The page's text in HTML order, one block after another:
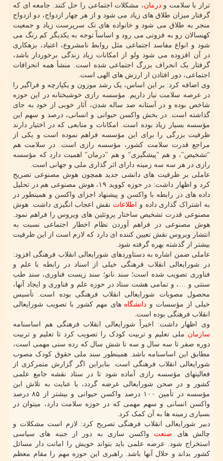
تراز با سلامت ودرمان، مشکلات اجتماعی را حل کنند. جامعه ای که
گرفتار میزان طلاق های زیاد می شود و از هر چهار ازدواج، دو ازدواج
منجر به طلاق می شود و خانواده های تک سرپرست زیاد و جمعیت
کهنسالان رو به فزونی می رود و اساساً توجه به یکدیگر کم رنگ می
شود و انواع مفاسد اجتماعی مثل روابط نامشروع، اعتیاد، بزهکاری
در آن افزوده می شود ولو از امکانات زیاد زندگی برخوردار باشد،
گرفتار یک انحراف بزرگ اجتماعی شده است. منشأ همه انحرافات
اجتماعی، دور افتادن از ارزش های الهی است.
وی اضافه کرد: بر این اساس، یک رشد موزون و یکپارچه و فراگیر را
در عرصه سلامت نیاز داریم. مؤسسه رازی خوشبختانه در این حوزه
شاخص بوده و در آستانه صد ساله شدن، آثار خوبی از خود به جای
گذاشته است. در بخش واکسن حیوانی و انسانی، درصد و سهم این
مؤسسه بسیار زیاد بوده است. امکانات و منابعی که در اختیار دارند
ظرفیت بزرگی را برای این مؤسسه فراهم نموده است و یکی از
مراجع قدرت سلامت کشور، مؤسسه رازی است. در سلامت هم
"تشخیص"، و هم "پیشگیری" و هم "درمان" اهمیت دارد که مؤسسه
رازی در هر سه سه زمینه دارای اثر گذاری ملی و جهانی است.
عاملی بر ظرفیت های دانشی جدید همچون هوش مصنوعی تصریح
کرد و اظهار داشت: در حوزه کووید ۱۹، هوش مصنوعی هم در تحلیل
داده های در رابطه با واکسن و پیشنهاد اجزای واکسن و همینطور در
به اشتراک گذاری داده و
اطلاعات نقش اعجاب انگیزی داشت. هوش
مصنوعی قدرت تشخیص ساختار پروتئین های ویروس را فراهم نمود.
هوش مصنوعی در فراهم آوردن نظام اخطار اجتماعی نسبت به
انتشار ویروس نقش تعیین کننده ای دارد که لازم است از این ظرفیت
بیشتر از گذشته بهره گرفته شود.
عاملی ضمن اشاره به دستاوردهای شورایعالی انقلاب فرهنگی افزود:
در شورایعالی انقلاب فرهنگی خیلی از اسناد در رابطه با علم و
فناوری تصویب شده است؛ سند نانو؛ سند زیست فناوری، سند طب
سنتی و …، و تمامی هشت ستاد در حوزه علم و فناوری و ایجاد آنها،
محصول مصوبات شورایعالی انقلاب فرهنگی بوده است. تأسیس
خیلی از مؤسسات و دانشگاه های مهم کشور با تصویب شورایعالی
انقلاب فرهنگی بوده است.
وی اظهار داشت: اخیراً شورایعالی انقلاب فرهنگی هم اساسنامه
سازمان ملی تعلیم و تربیت کودک را تصویب کرد تا تعلیم و تربیت
دوره صفر تا سه سال و سه تا شش سال که رده سنی مهمی است،
مطابق این اساسنامه باشد. همینطور سند ملی حقوق کودک مصوب
شورایعالی انقلاب فرهنگی است. بنابراین اگر گزارش متمرکزی از
فعالیتهای مؤسسه رازی آماده شود تا در ستاد نقشه جامع علمی
کشور و در صحن شورایعالی عرضه گردد، با عنایت به تلاش این
مؤسسه در تأمین ۱۰۰ درصد واکسن حیوانی و بیشتر از ۸۵ درصد
واکسن انسانی و سهم مهمی که در حوزه سلامت دارد، میتوان در
بسیاری زمینه ها به آن کمک کرد.
دبیر شورایعالی انقلاب فرهنگی تصریح کرد: لازم است مشکلات و
چالش های صنعت واکسن سازی به دور از جنبه های سیاسی
استخراج شود. عرصه علمی باید بتواند خویش را امانت دار مسائل
کشور بداند و حلال آنها باشد. راهبری این حوزه مهم را مقام معظم